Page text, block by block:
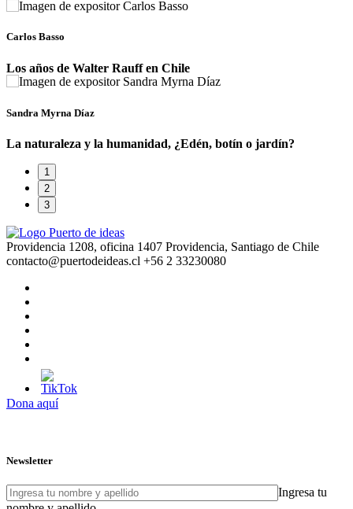
Carlos Basso
Los años de Walter Rauff en Chile
Sandra Myrna Díaz
La naturaleza y la humanidad, ¿Edén, botín o jardín?
1
2
3
Providencia 1208, oficina 1407 Providencia, Santiago de Chile
contacto@puertodeideas.cl +56 2 33230080
Dona aquí
Newsletter
Ingresa tu